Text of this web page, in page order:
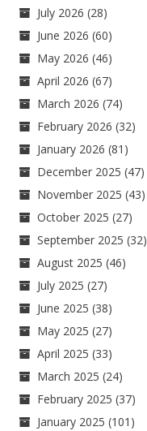
July 2026 (28)
June 2026 (60)
May 2026 (46)
April 2026 (67)
March 2026 (74)
February 2026 (32)
January 2026 (81)
December 2025 (47)
November 2025 (43)
October 2025 (27)
September 2025 (32)
August 2025 (46)
July 2025 (27)
June 2025 (38)
May 2025 (27)
April 2025 (33)
March 2025 (24)
February 2025 (37)
January 2025 (101)